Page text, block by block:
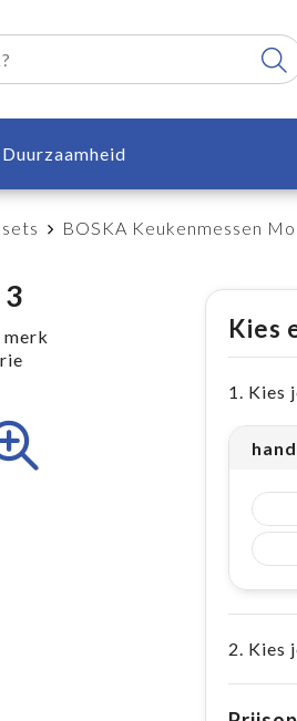
Duurzaamheid
BOSKA Keukenmessen
Kies
1. Kies
2. Kies